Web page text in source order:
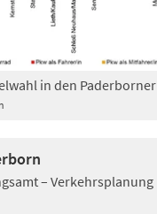
in den
– Verkehrsplanung